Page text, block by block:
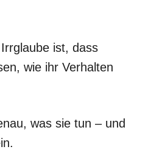
ist, dass
wie ihr Verhalten
was sie tun – und